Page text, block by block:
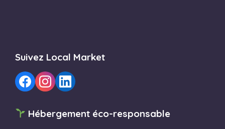
Suivez Local Market
Hébergement éco-responsable